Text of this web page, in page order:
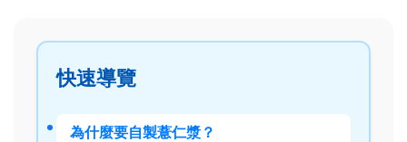
快速導覽
為什麼要自製薏仁漿？